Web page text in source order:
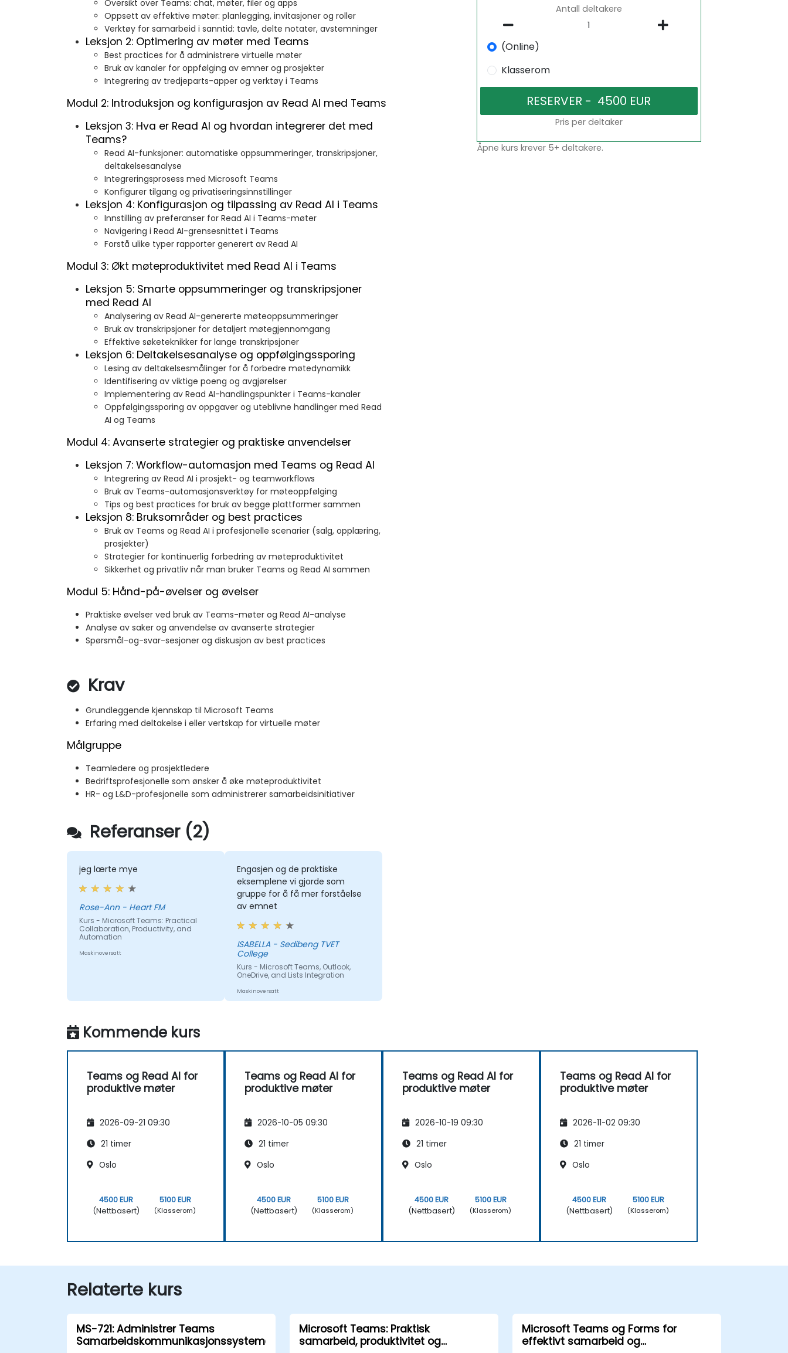
Oversikt over Teams: chat, møter, filer og apps
Oppsett av effektive møter: planlegging, invitasjoner og roller
Verktøy for samarbeid i sanntid: tavle, delte notater, avstemninger
Leksjon 2: Optimering av møter med Teams
Best practices for å administrere virtuelle møter
Bruk av kanaler for oppfølging av emner og prosjekter
Integrering av tredjeparts-apper og verktøy i Teams
Modul 2: Introduksjon og konfigurasjon av Read AI med Teams
Leksjon 3: Hva er Read AI og hvordan integrerer det med
Teams?
Read AI-funksjoner: automatiske oppsummeringer, transkripsjoner,
deltakelsesanalyse
Integreringsprosess med Microsoft Teams
Konfigurer tilgang og privatiseringsinnstillinger
Leksjon 4: Konfigurasjon og tilpassing av Read AI i Teams
Innstilling av preferanser for Read AI i Teams-møter
Navigering i Read AI-grensesnittet i Teams
Forstå ulike typer rapporter generert av Read AI
Modul 3: Økt møteproduktivitet med Read AI i Teams
Leksjon 5: Smarte oppsummeringer og transkripsjoner
med Read AI
Analysering av Read AI-genererte møteoppsummeringer
Bruk av transkripsjoner for detaljert møtegjennomgang
Effektive søketeknikker for lange transkripsjoner
Leksjon 6: Deltakelsesanalyse og oppfølgingssporing
Lesing av deltakelsesmålinger for å forbedre møtedynamikk
Identifisering av viktige poeng og avgjørelser
Implementering av Read AI-handlingspunkter i Teams-kanaler
Oppfølgingssporing av oppgaver og uteblivne handlinger med Read
AI og Teams
Modul 4: Avanserte strategier og praktiske anvendelser
Leksjon 7: Workflow-automasjon med Teams og Read AI
Integrering av Read AI i prosjekt- og teamworkflows
Bruk av Teams-automasjonsverktøy for møteoppfølging
Tips og best practices for bruk av begge plattformer sammen
Leksjon 8: Bruksområder og best practices
Bruk av Teams og Read AI i profesjonelle scenarier (salg, opplæring,
prosjekter)
Strategier for kontinuerlig forbedring av møteproduktivitet
Sikkerhet og privatliv når man bruker Teams og Read AI sammen
Modul 5: Hånd-på-øvelser og øvelser
Praktiske øvelser ved bruk av Teams-møter og Read AI-analyse
Analyse av saker og anvendelse av avanserte strategier
Spørsmål-og-svar-sesjoner og diskusjon av best practices
Krav
Grundleggende kjennskap til Microsoft Teams
Erfaring med deltakelse i eller vertskap for virtuelle møter
Målgruppe
Teamledere og prosjektledere
Bedriftsprofesjonelle som ønsker å øke møteproduktivitet
HR- og L&D-profesjonelle som administrerer samarbeidsinitiativer
Antall deltakere
(Online)
Klasserom
Pris per deltaker
Åpne kurs krever 5+ deltakere.
Referanser (2)
jeg lærte mye
Rose-Ann - Heart FM
Kurs - Microsoft Teams: Practical
Collaboration, Productivity, and
Automation
Maskinoversatt
Engasjen og de praktiske
eksemplene vi gjorde som
gruppe for å få mer forståelse
av emnet
ISABELLA - Sedibeng TVET
College
Kurs - Microsoft Teams, Outlook,
OneDrive, and Lists Integration
Maskinoversatt
Kommende kurs
Teams og Read AI for
produktive møter
2026-09-21 09:30
21 timer
Oslo
4500 EUR
(Nettbasert)
5100 EUR
(Klasserom)
Teams og Read AI for
produktive møter
2026-10-05 09:30
21 timer
Oslo
4500 EUR
(Nettbasert)
5100 EUR
(Klasserom)
Teams og Read AI for
produktive møter
2026-10-19 09:30
21 timer
Oslo
4500 EUR
(Nettbasert)
5100 EUR
(Klasserom)
Teams og Read AI for
produktive møter
2026-11-02 09:30
21 timer
Oslo
4500 EUR
(Nettbasert)
5100 EUR
(Klasserom)
Relaterte kurs
MS-721: Administrer Teams
Samarbeidskommunikasjonssystemer
Microsoft Teams: Praktisk
samarbeid, produktivitet og
Microsoft Teams og Forms for
effektivt samarbeid og